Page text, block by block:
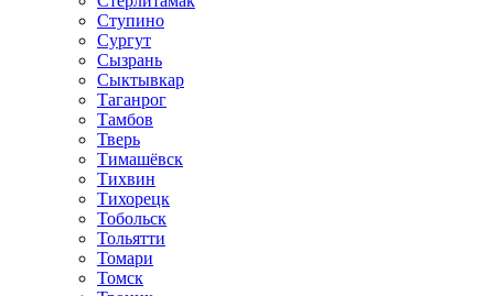
Ступино
Сургут
Сызрань
Сыктывкар
Таганрог
Тамбов
Тверь
Тимашёвск
Тихвин
Тихорецк
Тобольск
Тольятти
Томари
Томск